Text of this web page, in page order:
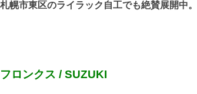
札幌市東区のライラック自工でも絶賛展開中。
フロンクス / SUZUKI